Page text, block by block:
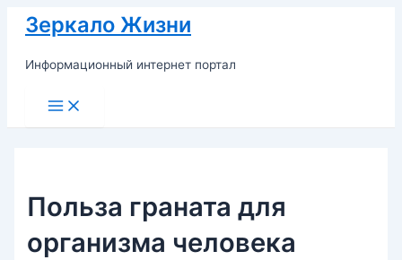
Перейти
содержимому
Зеркало Жизни
Информационный интернет портал
Main
Menu
Польза граната для
организма человека